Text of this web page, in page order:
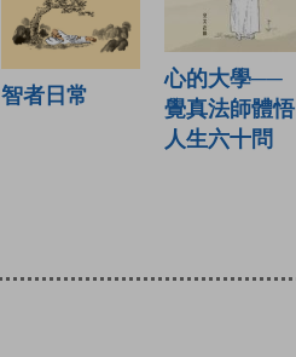
智者日常
心的大學──
覺真法師體悟
人生六十問